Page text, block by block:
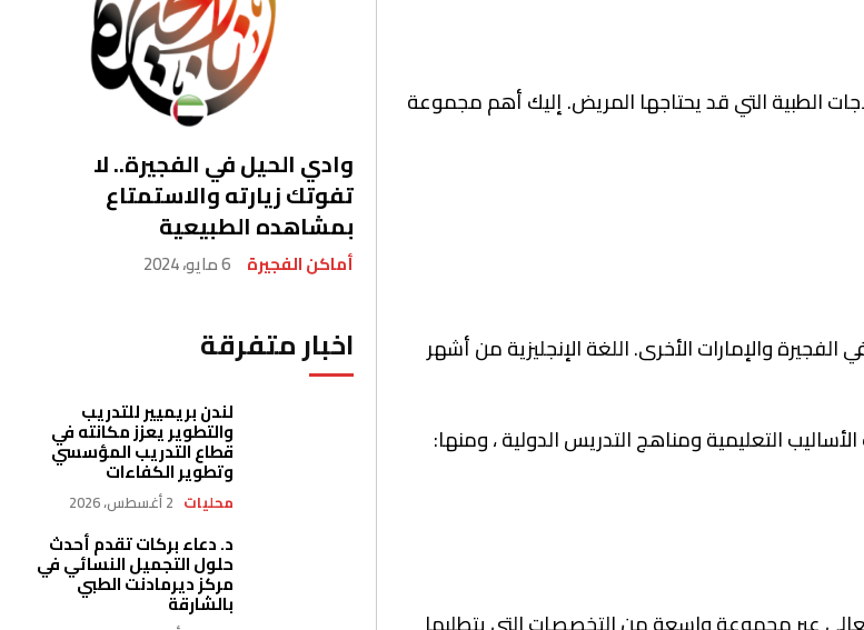
وادي الحيل في الفجيرة.. لا
تفوتك زيارته والاستمتاع
بمشاهده الطبيعية
أماكن الفجيرة 6 مايو، 2024
اخبار متفرقة
لندن بريميير للتدريب
والتطوير يعزز مكانته في
قطاع التدريب المؤسسي
وتطوير الكفاءات
محليات 2 أغسطس، 2026
د. دعاء بركات تقدم أحدث
حلول التجميل النسائي في
مركز ديرمادنت الطبي
بالشارقة
الطبية التي قد يحتاجها المريض. إليك أهم مجموعة
والإمارات الأخرى. اللغة الإنجليزية من أشهر
التعليمية ومناهج التدريس الدولية ، ومنها: